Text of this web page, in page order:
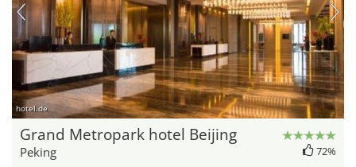
hotel.de
Grand Metropark hotel Beijing
Peking 72%